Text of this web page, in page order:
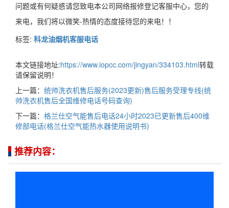
问题或有何疑惑请您致电本公司网络报修登记客服中心，您的
来电，我们将以微笑-热情的态度接待您的来电！！
标签: 科龙油烟机客服电话
本文链接地址:https://www.iopcc.com/jingyan/334103.html转载
请保留说明！
上一篇： 统帅洗衣机售后服务(2023更新)售后服务受理专线(统
帅洗衣机售后全国维修电话号码查询)
下一篇： 格兰仕空气能售后电话24小时2023已更新售后400维
修部电话(格兰仕空气能热水器使用说明书)
推荐内容：